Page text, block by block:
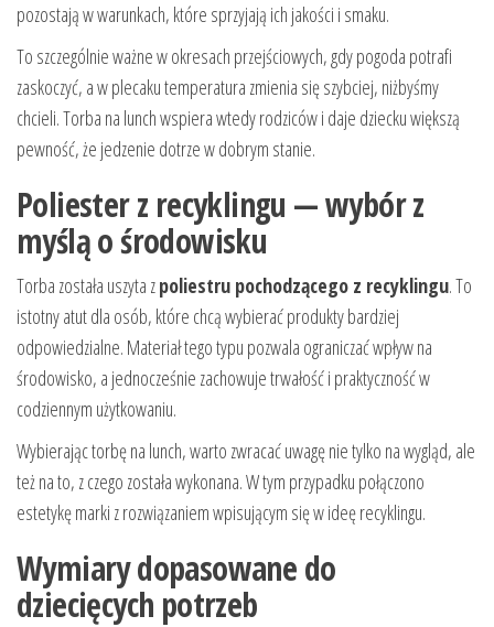
pozostają w warunkach, które sprzyjają ich jakości i smaku.
To szczególnie ważne w okresach przejściowych, gdy pogoda potrafi
zaskoczyć, a w plecaku temperatura zmienia się szybciej, niżbyśmy
chcieli. Torba na lunch wspiera wtedy rodziców i daje dziecku większą
pewność, że jedzenie dotrze w dobrym stanie.
Poliester z recyklingu — wybór z
myślą o środowisku
Torba została uszyta zpoliestru pochodzącego z recyklingu. To
istotny atut dla osób, które chcą wybierać produkty bardziej
odpowiedzialne. Materiał tego typu pozwala ograniczać wpływ na
środowisko, a jednocześnie zachowuje trwałość i praktyczność w
codziennym użytkowaniu.
Wybierając torbę na lunch, warto zwracać uwagę nie tylko na wygląd, ale
też na to, z czego została wykonana. W tym przypadku połączono
estetykę marki z rozwiązaniem wpisującym się w ideę recyklingu.
Wymiary dopasowane do
dziecięcych potrzeb